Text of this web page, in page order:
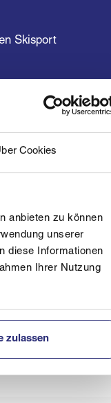
Cookies
anbieten zu können
unserer
diese Informationen
Ihrer Nutzung
zulassen
Skisport
uns auf die Piste